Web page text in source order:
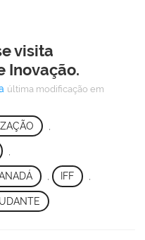
visita
Inovação.
última modificação em
, IFF ,